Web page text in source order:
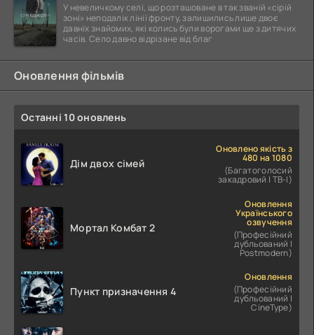
У невеличкому селі, що розташоване в так званій «сірій
зоні» неподалік лінії фронту, залишились лише двоє
давніх знайомих, які колись були ворогами ще з дитячих
часів. Село давно відрізане від благ
Оновлення фільмів
Останні 10 оновлень
Дім двох сімей
Оновлено якість з
480 на 1080
(Багатоголосий
закадровий | ТВ-І)
Мортал Комбат 2
Оновлення
Українського
озвучення
(Професійний
дубльований |
Postmodern)
Пункт призначення 4
Оновлення
(Професійний
дубльований |
CineType)